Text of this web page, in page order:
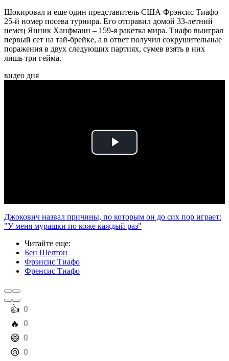
Шокировал и еще один представитель США Фрэнсис Тиафо –
25-й номер посева турнира. Его отправил домой 33-летний
немец Янник Ханфманн – 159-я ракетка мира. Тиафо выиграл
первый сет на тай-брейке, а в ответ получил сокрушительные
поражения в двух следующих партиях, сумев взять в них
лишь три гейма.
видео дня
Play
Джокович назвал причины, по которым он до сих пор играет:
"У меня мурашки по коже каждый раз"
Читайте еще:
Бен Шелтон
Фрэнсис Тиафо
Френсис Тиафо
️👍 0
️🔥 0
️😄 0
️😢 0